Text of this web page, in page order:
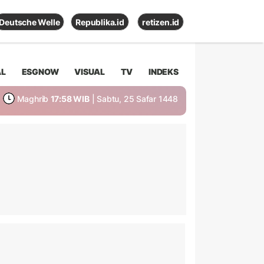
Deutsche Welle Republika.id retizen.id
ESGNOW VISUAL TV INDEKS
Maghrib 17:58 WIB | Sabtu, 25 Safar 1448